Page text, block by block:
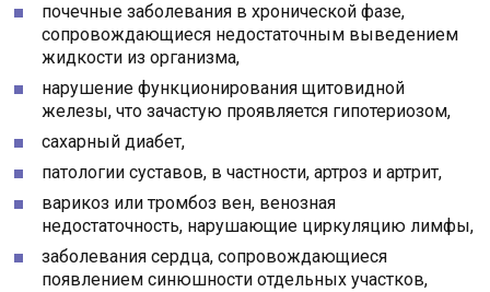
почечные заболевания в хронической фазе,
сопровождающиеся недостаточным выведением
жидкости из организма,
нарушение функционирования щитовидной
железы, что зачастую проявляется гипотериозом,
сахарный диабет,
патологии суставов, в частности, артроз и артрит,
варикоз или тромбоз вен, венозная
недостаточность, нарушающие циркуляцию лимфы,
заболевания сердца, сопровождающиеся
появлением синюшности отдельных участков,